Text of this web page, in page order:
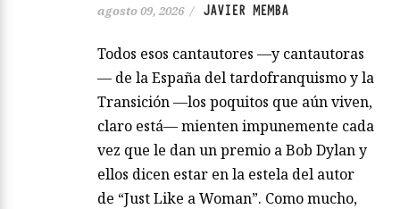
agosto 09, 2026 / JAVIER MEMBA
Todos esos cantautores —y cantautoras
— de la España del tardofranquismo y la
Transición —los poquitos que aún viven,
claro está— mienten impunemente cada
vez que le dan un premio a Bob Dylan y
ellos dicen estar en la estela del autor
de “Just Like a Woman”. Como mucho,